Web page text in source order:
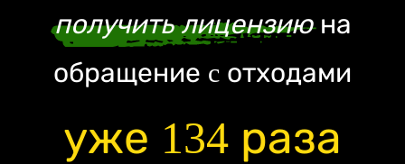
получить лицензиюна
обращение c отходами
уже 134 раза